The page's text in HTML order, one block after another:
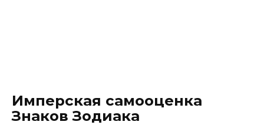
Имперская самооценка
Знаков Зодиака